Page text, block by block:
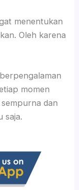
menentukan
Oleh karena
momen
dan
saja.